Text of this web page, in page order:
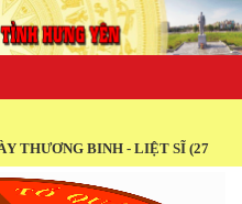
THƯƠNG BINH - LIỆT SĨ (27/7/1947